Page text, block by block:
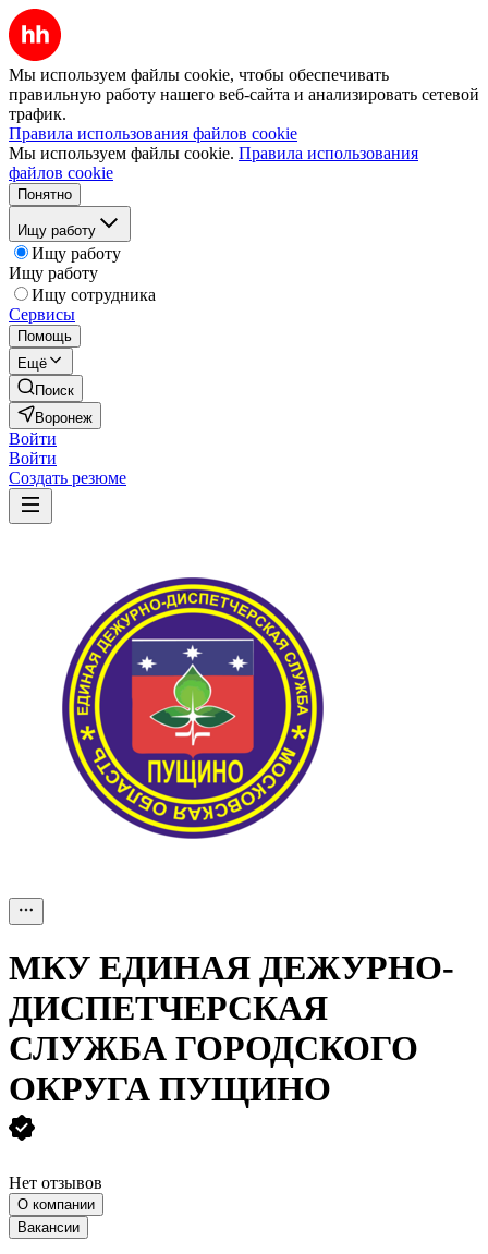
Мы используем файлы cookie, чтобы обеспечивать
правильную работу нашего веб-сайта и анализировать сетевой
трафик.
Правила использования файлов cookie
Мы используем файлы cookie. Правила использования
файлов cookie
Понятно
Ищу работу
Ищу работу
Ищу работу
Ищу сотрудника
Сервисы
Помощь
Ещё
Поиск
Воронеж
Войти
Войти
Создать резюме
МКУ ЕДИНАЯ ДЕЖУРНО-
ДИСПЕТЧЕРСКАЯ
СЛУЖБА ГОРОДСКОГО
ОКРУГА ПУЩИНО
Нет отзывов
О компании
Вакансии